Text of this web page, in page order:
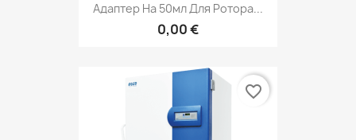
Адаптер На 50мл Для Ротора...
0,00 €
favorite_border